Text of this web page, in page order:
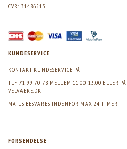
CVR: 31486513
KUNDESERVICE
KONTAKT KUNDESERVICE PÅ
TLF 71 99 70 78 MELLEM 11.00-13.00 ELLER
VELVAERE.DK
MAILS BESVARES INDENFOR MAX 24 TIMER
FORSENDELSE